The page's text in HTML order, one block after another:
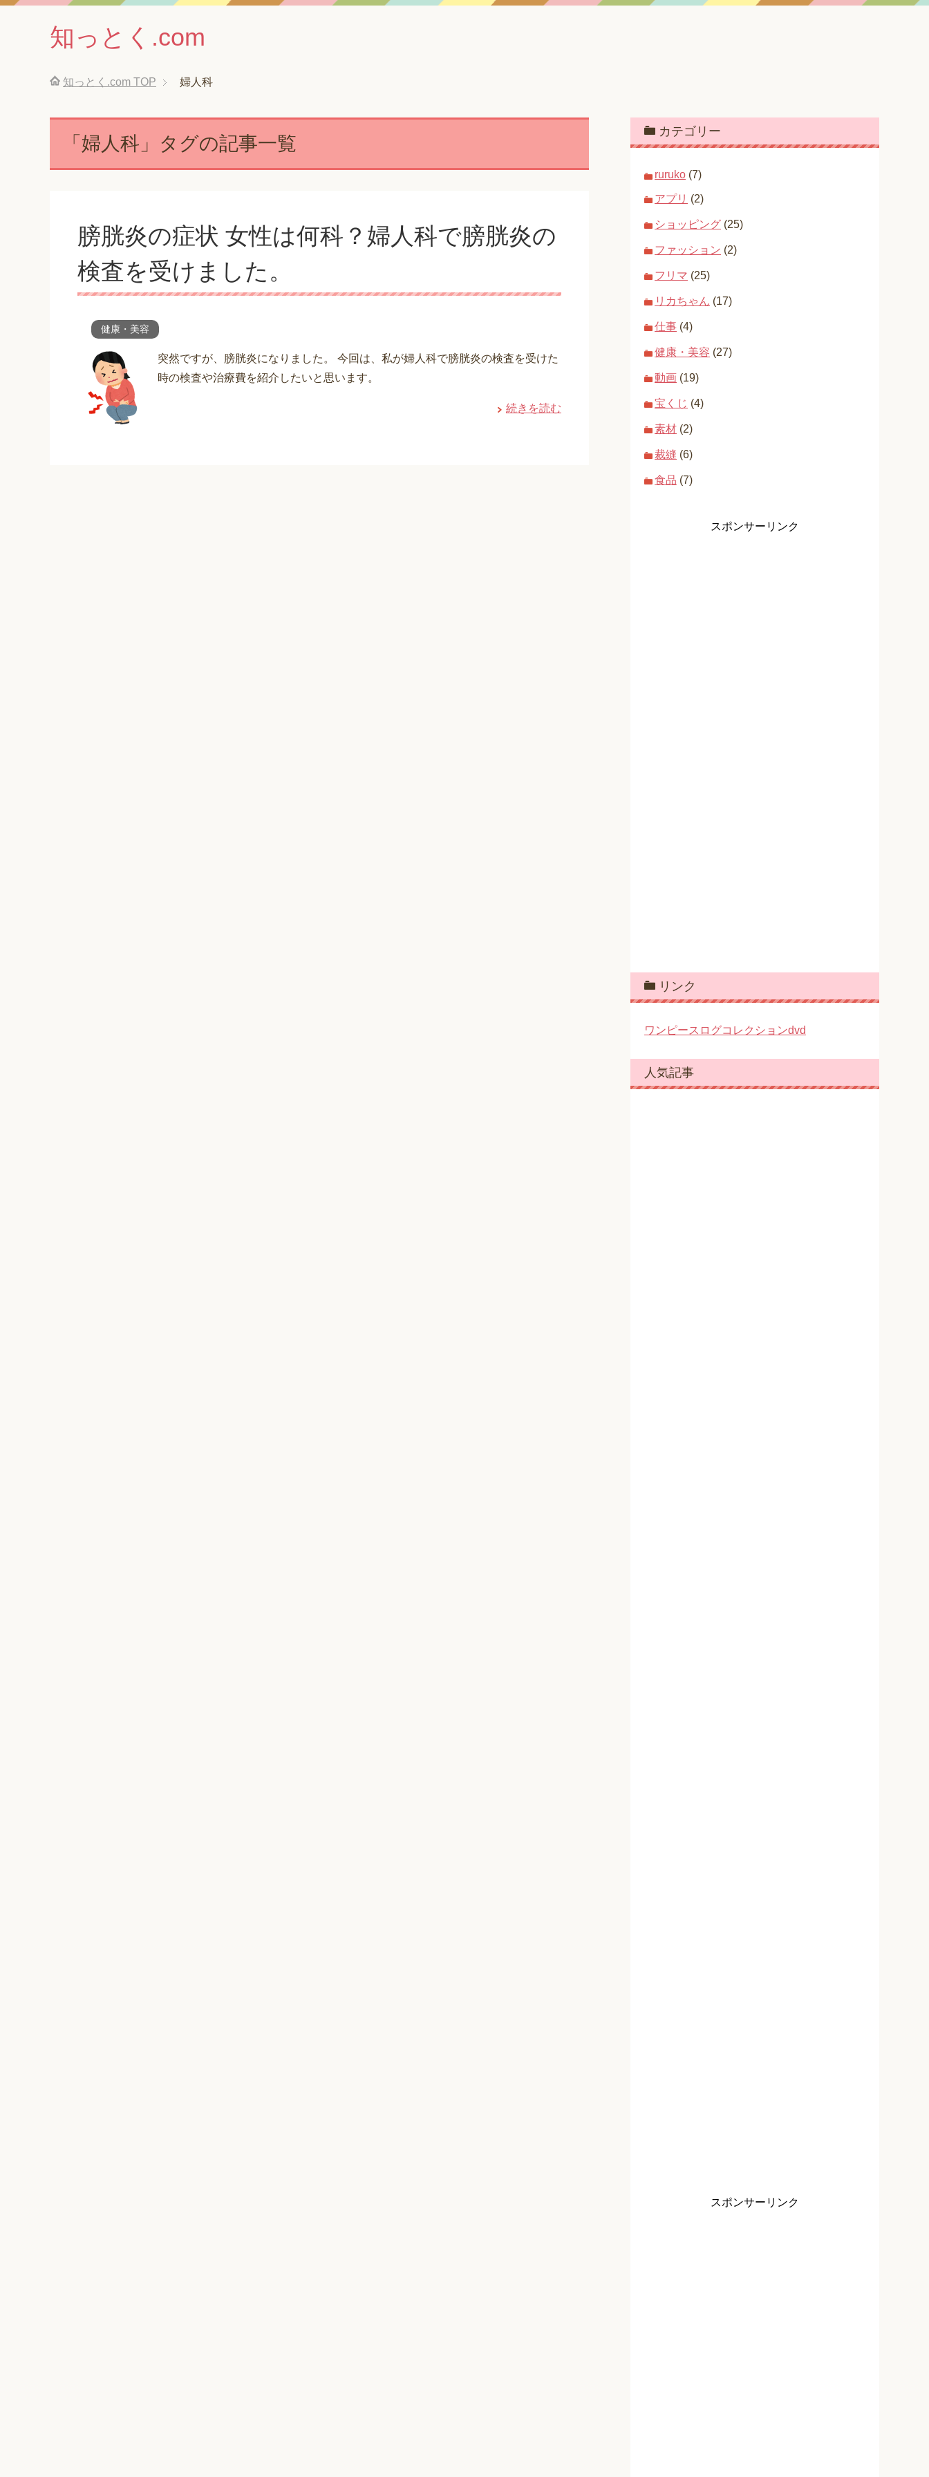
知っとく.com
知っとく.com TOP 婦人科
「婦人科」タグの記事一覧
膀胱炎の症状 女性は何科？婦人科で膀胱炎の
検査を受けました。
健康・美容
突然ですが、膀胱炎になりました。 今回は、私が婦人科で膀胱炎の検査を受けた
時の検査や治療費を紹介したいと思います。
続きを読む
カテゴリー
ruruko (7)
アプリ (2)
ショッピング (25)
ファッション (2)
フリマ (25)
リカちゃん (17)
仕事 (4)
健康・美容 (27)
動画 (19)
宝くじ (4)
素材 (2)
裁縫 (6)
食品 (7)
スポンサーリンク
リンク
ワンピースログコレクションdvd
人気記事
スポンサーリンク